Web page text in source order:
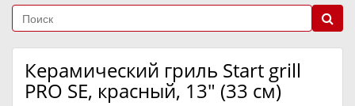
Керамический гриль Start grill
PRO SE, красный, 13" (33 см)